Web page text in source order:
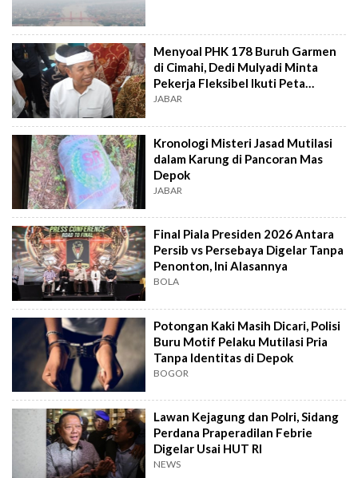
Menyoal PHK 178 Buruh Garmen
di Cimahi, Dedi Mulyadi Minta
Pekerja Fleksibel Ikuti Peta
Industri
JABAR
Kronologi Misteri Jasad Mutilasi
dalam Karung di Pancoran Mas
Depok
JABAR
Final Piala Presiden 2026 Antara
Persib vs Persebaya Digelar Tanpa
Penonton, Ini Alasannya
BOLA
Potongan Kaki Masih Dicari, Polisi
Buru Motif Pelaku Mutilasi Pria
Tanpa Identitas di Depok
BOGOR
Lawan Kejagung dan Polri, Sidang
Perdana Praperadilan Febrie
Digelar Usai HUT RI
NEWS